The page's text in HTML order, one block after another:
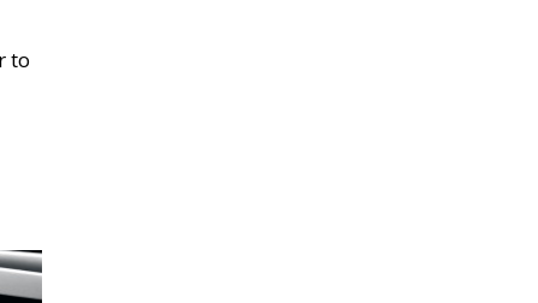
to